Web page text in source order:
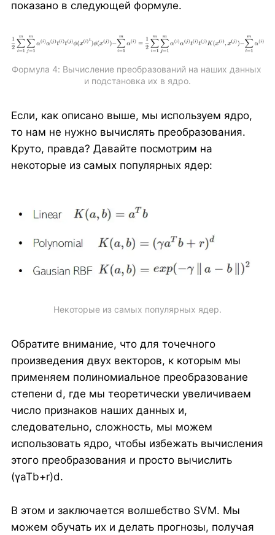
показано в следующей формуле.
Формула 4: Вычисление преобразований на наших данных
и подстановка их в ядро.
Если, как описано выше, мы используем ядро,
то нам не нужно вычислять преобразования.
Круто, правда? Давайте посмотрим на
некоторые из самых популярных ядер:
Некоторые из самых популярных ядер.
Обратите внимание, что для точечного
произведения двух векторов, к которым мы
применяем полиномиальное преобразование
степени d, где мы теоретически увеличиваем
число признаков наших данных и,
следовательно, сложность, мы можем
использовать ядро, чтобы избежать вычисления
этого преобразования и просто вычислить
(γaTb+r)d.
В этом и заключается волшебство SVM. Мы
можем обучать их и делать прогнозы, получая